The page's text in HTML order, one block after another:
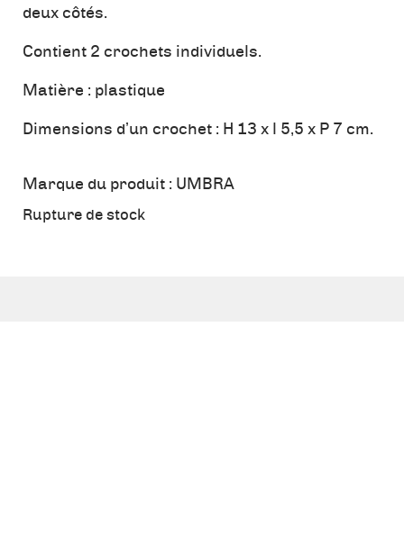
deux côtés.
Contient 2 crochets individuels.
Matière : plastique
Dimensions d’un crochet : H 13 x l 5,5 x P 7 cm.
Marque du produit : UMBRA
Rupture de stock